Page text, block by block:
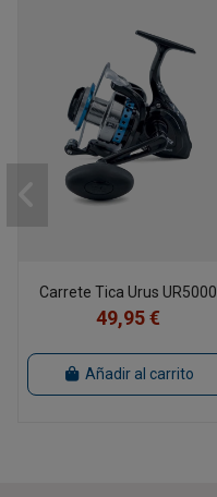
Carrete Tica Urus UR5000
49,95 €
Añadir al carrito